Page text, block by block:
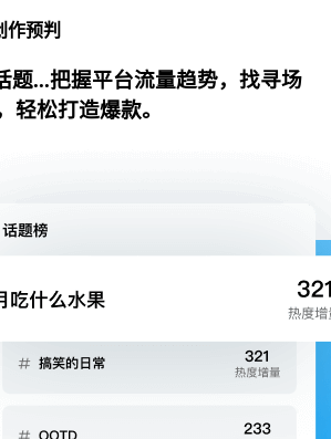
作预判
题...把握平台流量趋势，找寻场
松打造爆款。